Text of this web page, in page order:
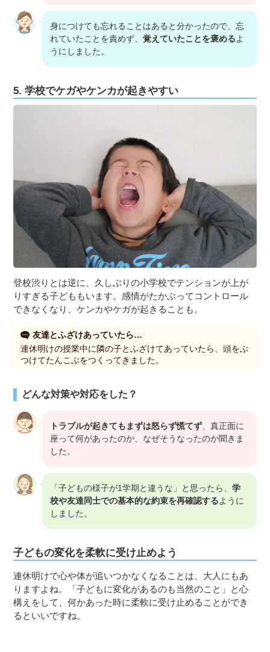
身につけても忘れることはあると分かったので、忘
れていたことを責めず、覚えていたことを褒めるよ
うにしました。
5. 学校でケガやケンカが起きやすい
登校渋りとは逆に、久しぶりの小学校でテンションが上が
りすぎる子どももいます。感情がたかぶってコントロール
できなくなり、ケンカやケガが起きることも。
友達とふざけあっていたら…
連休明けの授業中に隣の子とふざけてあっていたら、頭をぶ
つけてたんこぶをつくってきました。
どんな対策や対応をした？
トラブルが起きてもまずは怒らず慌てず 、真正面に
座って何があったのか、なぜそうなったのか聞きま
した。
「子どもの様子が1学期と違うな」と思ったら、学
校や友達同士での基本的な約束を再確認するように
しました。
子どもの変化を柔軟に受け止めよう
連休明けで心や体が追いつかなくなることは、大人にもあ
りますよね。「子どもに変化があるのも当然のこと」と心
構えをして、何かあった時に柔軟に受け止めることができ
るといいですね。